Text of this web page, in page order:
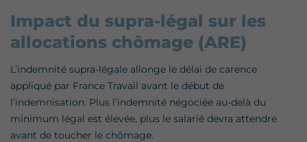
Impact du supra-légal sur les
allocations chômage (ARE)
L’indemnité supra-légale allonge le délai de carence
appliqué par France Travail avant le début de
l’indemnisation. Plus l’indemnité négociée au-delà du
minimum légal est élevée, plus le salarié devra attendre
avant de toucher le chômage.